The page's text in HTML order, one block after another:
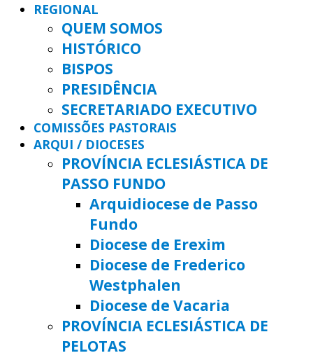
REGIONAL
QUEM SOMOS
HISTÓRICO
BISPOS
PRESIDÊNCIA
SECRETARIADO EXECUTIVO
COMISSÕES PASTORAIS
ARQUI / DIOCESES
PROVÍNCIA ECLESIÁSTICA DE
PASSO FUNDO
Arquidiocese de Passo
Fundo
Diocese de Erexim
Diocese de Frederico
Westphalen
Diocese de Vacaria
PROVÍNCIA ECLESIÁSTICA DE
PELOTAS